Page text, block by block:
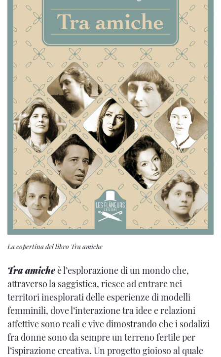
La copertina del libro Tra amiche
Tra amicheè l’esplorazione di un mondo che,
attraverso la saggistica, riesce ad entrare nei
territori inesplorati delle esperienze di modelli
femminili, dove l’interazione tra idee e relazioni
affettive sono reali e vive dimostrando che i sodalizi
fra donne sono da sempre un terreno fertile per
l’ispirazione creativa. Un progetto gioioso al quale